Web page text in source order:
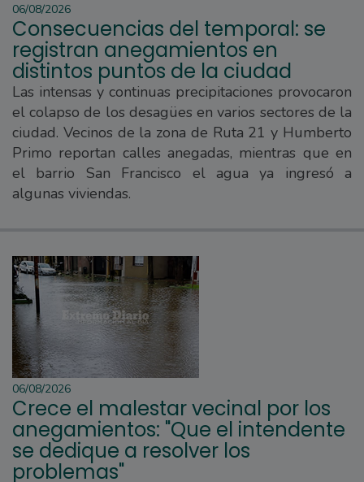
06/08/2026
Consecuencias del temporal: se
registran anegamientos en
distintos puntos de la ciudad
Las intensas y continuas precipitaciones provocaron
el colapso de los desagües en varios sectores de la
ciudad. Vecinos de la zona de Ruta 21 y Humberto
Primo reportan calles anegadas, mientras que en
el barrio San Francisco el agua ya ingresó a
algunas viviendas.
06/08/2026
Crece el malestar vecinal por los
anegamientos: "Que el intendente
se dedique a resolver los
problemas"